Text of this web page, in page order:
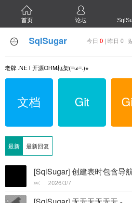
首页 论坛
SqlSugar 今日 0 | 昨日 0 |
老牌 .NET 开源ORM框架(≡ω≡.)※
文档 Git
最新 最新回复
[SqlSugar] 创建表时包含导
￼ 2026/3/7